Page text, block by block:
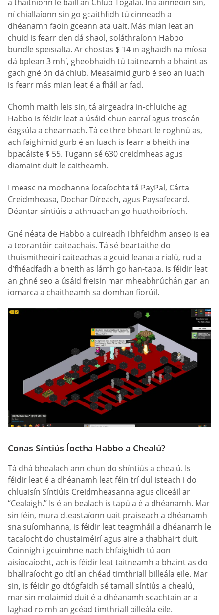
a thaitníonn le baill an Chlub Tógálaí. Ina ainneoin sin,
ní chiallaíonn sin go gcaithfidh tú cinneadh a
dhéanamh faoin gceann atá uait. Más mian leat an
chuid is fearr den dá shaol, soláthraíonn Habbo
bundle speisialta. Ar chostas $ 14 in aghaidh na míosa
dá bplean 3 mhí, gheobhaidh tú taitneamh a bhaint as
gach gné ón dá chlub. Measaimid gurb é seo an luach
is fearr más mian leat é a fháil ar fad.
Chomh maith leis sin, tá airgeadra in-chluiche ag
Habbo is féidir leat a úsáid chun earraí agus troscán
éagsúla a cheannach. Tá ceithre bheart le roghnú as,
ach faighimid gurb é an luach is fearr a bheith ina
bpacáiste $ 55. Tugann sé 630 creidmheas agus
diamaint duit le caitheamh.
I measc na modhanna íocaíochta tá PayPal, Cárta
Creidmheasa, Dochar Díreach, agus Paysafecard.
Déantar síntiúis a athnuachan go huathoibríoch.
Gné néata de Habbo a cuireadh i bhfeidhm anseo is ea
a teorantóir caiteachais. Tá sé beartaithe do
thuismitheoirí caiteachas a gcuid leanaí a rialú, rud a
d’fhéadfadh a bheith as lámh go han-tapa. Is féidir leat
an ghné seo a úsáid freisin mar mheabhrúchán gan an
iomarca a chaitheamh sa domhan fíorúil.
Conas Síntiús Íoctha Habbo a Chealú?
Tá dhá bhealach ann chun do shíntiús a chealú. Is
féidir leat é a dhéanamh leat féin trí dul isteach i do
chluaisín Síntiúis Creidmheasanna agus cliceáil ar
“Cealaigh.” Is é an bealach is tapúla é a dhéanamh. Mar
sin féin, mura dteastaíonn uait praiseach a dhéanamh
sna suíomhanna, is féidir leat teagmháil a dhéanamh le
tacaíocht do chustaiméirí agus aire a thabhairt duit.
Coinnigh i gcuimhne nach bhfaighidh tú aon
aisíocaíocht, ach is féidir leat taitneamh a bhaint as do
bhallraíocht go dtí an chéad timthriall billeála eile. Mar
sin, is féidir go dtógfaidh sé tamall síntiús a chealú,
mar sin molaimid duit é a dhéanamh seachtain ar a
laghad roimh an gcéad timthriall billeála eile.